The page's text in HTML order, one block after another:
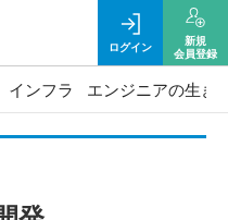
ログイン
新規
会員登録
インフラ エンジニアの生き